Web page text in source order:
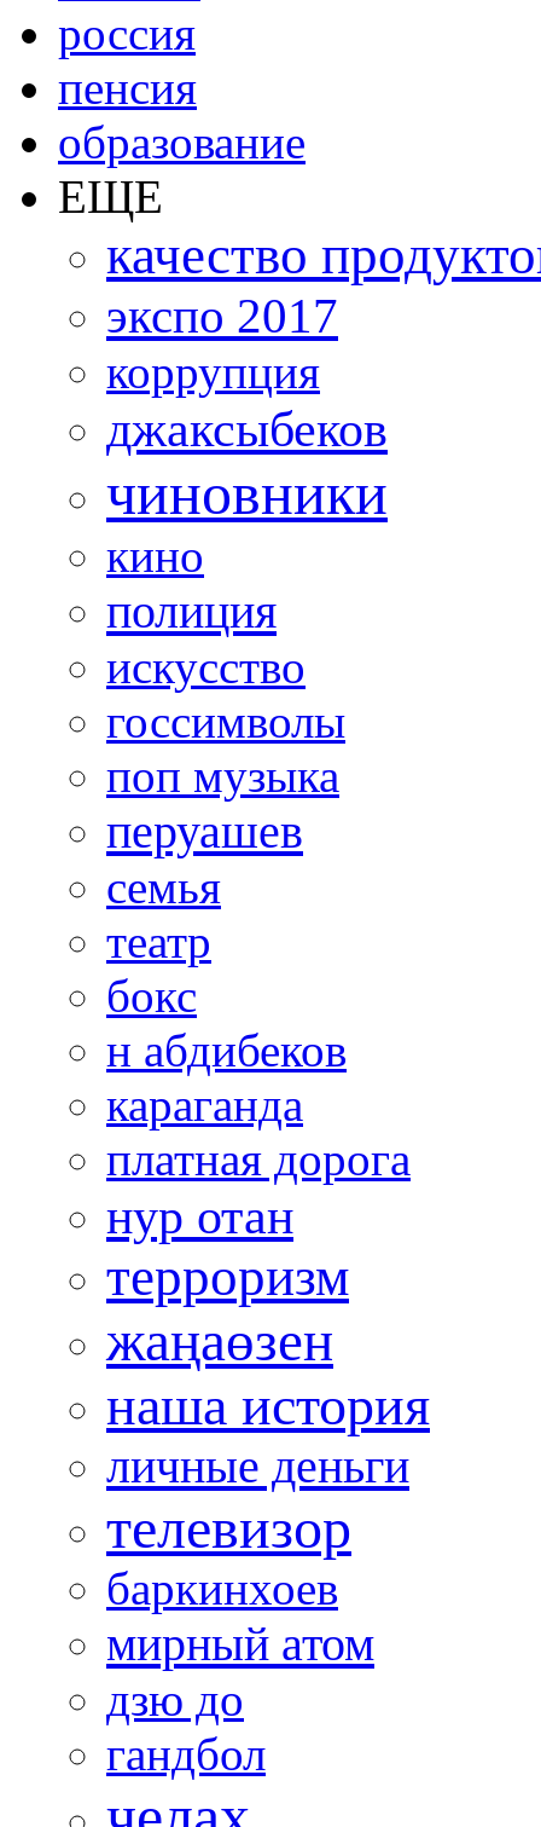
россия
пенсия
образование
ЕЩЕ
качество
экспо 2017
коррупция
джаксыбеков
чиновники
кино
полиция
искусство
госсимволы
поп музыка
перуашев
семья
театр
бокс
н абдибеков
караганда
платная дорога
нур отан
терроризм
жаңаөзен
наша история
личные деньги
телевизор
баркинхоев
мирный атом
дзю до
гандбол